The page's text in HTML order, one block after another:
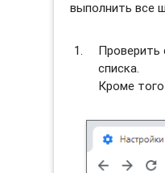
выполнить все
Проверить
списка.
Кроме